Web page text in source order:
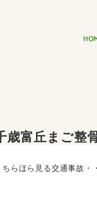
歳富丘まご整
らほら見る交通事故